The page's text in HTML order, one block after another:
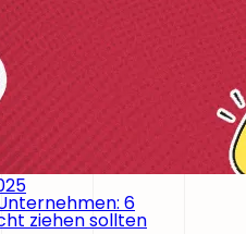
6
ziehen sollten